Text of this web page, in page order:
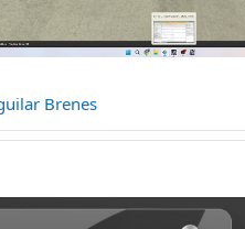
Video
Brenes